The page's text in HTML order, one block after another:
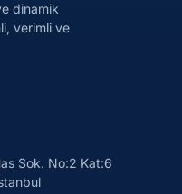
dinamik
verimli ve
Sok. No:2 Kat:6